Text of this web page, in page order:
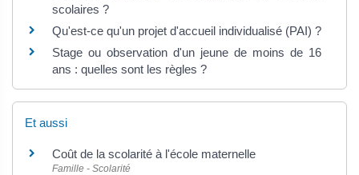
scolaires ?
Qu'est-ce qu'un projet d'accueil individualisé (PAI) ?
Stage ou observation d'un jeune de moins de 16
ans : quelles sont les règles ?
Et aussi
Coût de la scolarité à l'école maternelle
Famille - Scolarité